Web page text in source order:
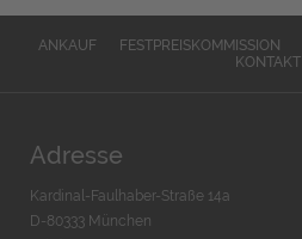
ANKAUF FESTPREISKOMMISSION
KONTAKT
Adresse
Kardinal-Faulhaber-Straße 14a
D-80333 München